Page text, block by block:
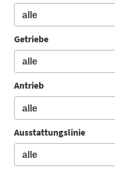
Getriebe
Antrieb
Ausstattungslinie